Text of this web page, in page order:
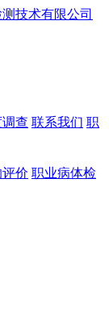
查 联系我们 职
价 职业病体检